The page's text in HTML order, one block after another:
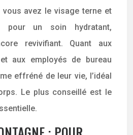
avez le visage terne et
pour un soin hydratant,
revivifiant. Quant aux
aux employés de bureau
effréné de leur vie, l’idéal
Le plus conseillé est le